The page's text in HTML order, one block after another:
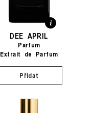
DEE APRIL
Parfum
Extrait de Parfum
Přidat